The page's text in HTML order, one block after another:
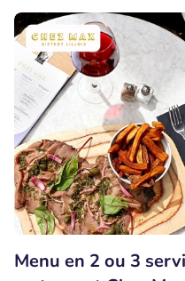
Menu en 2 ou 3